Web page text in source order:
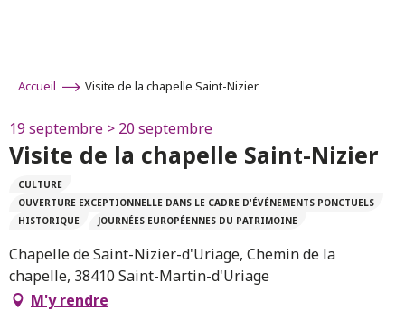
Accueil Visite de la chapelle Saint-Nizier
19 septembre > 20 septembre
Visite de la chapelle Saint-Nizier
CULTURE
OUVERTURE EXCEPTIONNELLE DANS LE CADRE D'ÉVÉNEMENTS PONCTUELS
HISTORIQUE
JOURNÉES EUROPÉENNES DU PATRIMOINE
Chapelle de Saint-Nizier-d'Uriage, Chemin de la
chapelle, 38410 Saint-Martin-d'Uriage
M'y rendre